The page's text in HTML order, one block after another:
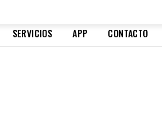
SERVICIOS APP CONTACTO